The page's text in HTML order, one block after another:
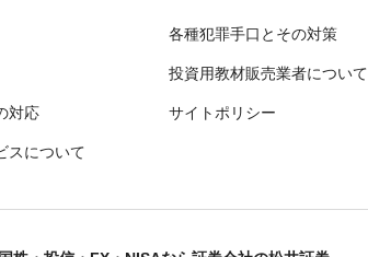
各種犯罪手口とその対策
投資用教材販売業者について
対応 サイトポリシー
スについて